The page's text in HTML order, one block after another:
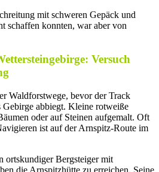
mit schweren Gepäck und
schaffen konnten, war aber von
Versuch
Waldforstwege, bevor der Track
Gebirge abbiegt. Kleine rotweiße
oder auf Steinen aufgemalt. Oft
ist auf der Arnspitz-Route im
ortskundiger Bergsteiger mit